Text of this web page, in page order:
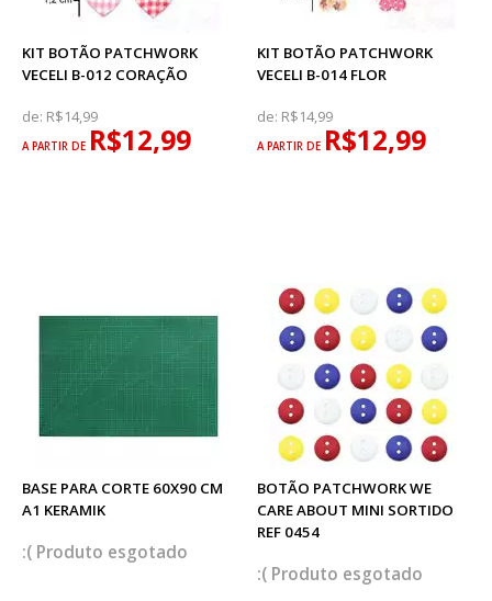
KIT BOTÃO PATCHWORK
VECELI B-012 CORAÇÃO
de: R$14,99
A PARTIR DE R$12,99
KIT BOTÃO PATCHWORK
VECELI B-014 FLOR
de: R$14,99
A PARTIR DE R$12,99
BASE PARA CORTE 60X90 CM
A1 KERAMIK
esgotado
BOTÃO PATCHWORK WE
CARE ABOUT MINI SORTIDO
REF 0454
esgotado